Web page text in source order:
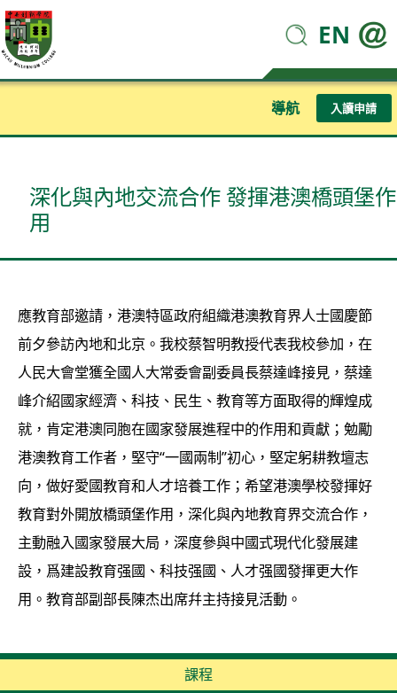
EN
導航 入讀申請
深化與內地交流合作 發揮港澳橋頭堡作
用
應教育部邀請，港澳特區政府組織港澳教育界人士國慶節
前夕參訪內地和北京。我校蔡智明教授代表我校參加，在
人民大會堂獲全國人大常委會副委員長蔡達峰接見，蔡達
峰介紹國家經濟、科技、民生、教育等方面取得的輝煌成
就，肯定港澳同胞在國家發展進程中的作用和貢獻；勉勵
港澳教育工作者，堅守“一國兩制”初心，堅定躬耕教壇志
向，做好愛國教育和人才培養工作；希望港澳學校發揮好
教育對外開放橋頭堡作用，深化與內地教育界交流合作，
主動融入國家發展大局，深度參與中國式現代化發展建
設，爲建設教育强國、科技强國、人才强國發揮更大作
用。教育部副部長陳杰出席幷主持接見活動。
課程